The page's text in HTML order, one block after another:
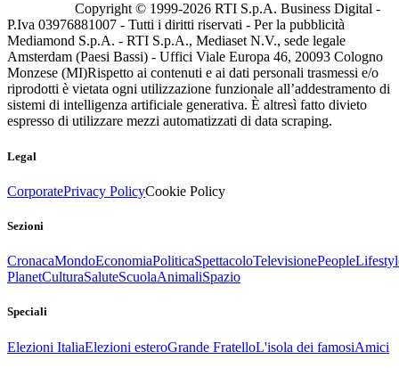
Copyright © 1999-2026 RTI S.p.A. Business Digital -
P.Iva 03976881007 - Tutti i diritti riservati - Per la pubblicità
Mediamond S.p.A. - RTI S.p.A., Mediaset N.V., sede legale
Amsterdam (Paesi Bassi) - Uffici Viale Europa 46, 20093 Cologno
Monzese (MI)Rispetto ai contenuti e ai dati personali trasmessi e/o
riprodotti è vietata ogni utilizzazione funzionale all’addestramento di
sistemi di intelligenza artificiale generativa. È altresì fatto divieto
espresso di utilizzare mezzi automatizzati di data scraping.
Legal
CorporatePrivacy PolicyCookie Policy
Sezioni
CronacaMondoEconomiaPoliticaSpettacoloTelevisionePeople
PlanetCulturaSaluteScuolaAnimaliSpazio
Speciali
Elezioni ItaliaElezioni esteroGrande FratelloL'isola dei famosiAmici